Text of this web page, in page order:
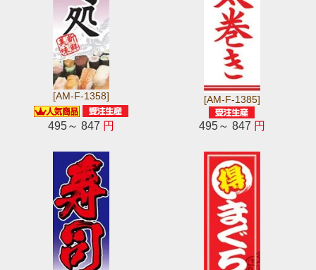
[AM-F-1358]
495～ 847 円
[AM-F-1385]
495～ 847 円